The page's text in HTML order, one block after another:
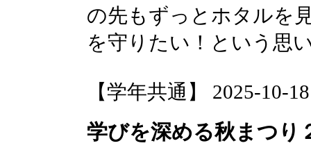
の先もずっとホタルを
を守りたい！という思
【学年共通】 2025-10-
学びを深める秋まつり